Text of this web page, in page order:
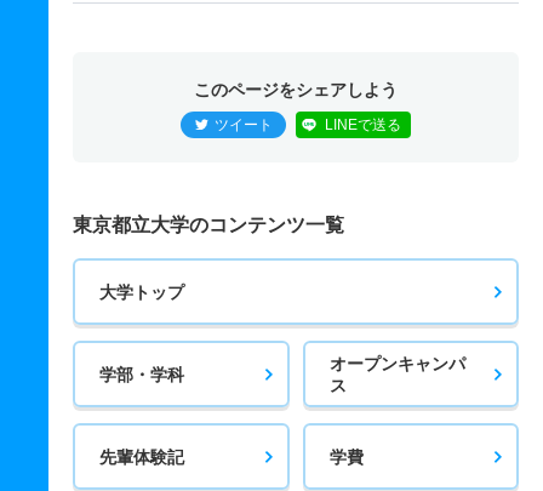
このページをシェアしよう
ツイート LINEで送る
東京都立大学のコンテンツ一覧
大学トップ
学部・学科
オープンキャンパ
ス
先輩体験記 学費